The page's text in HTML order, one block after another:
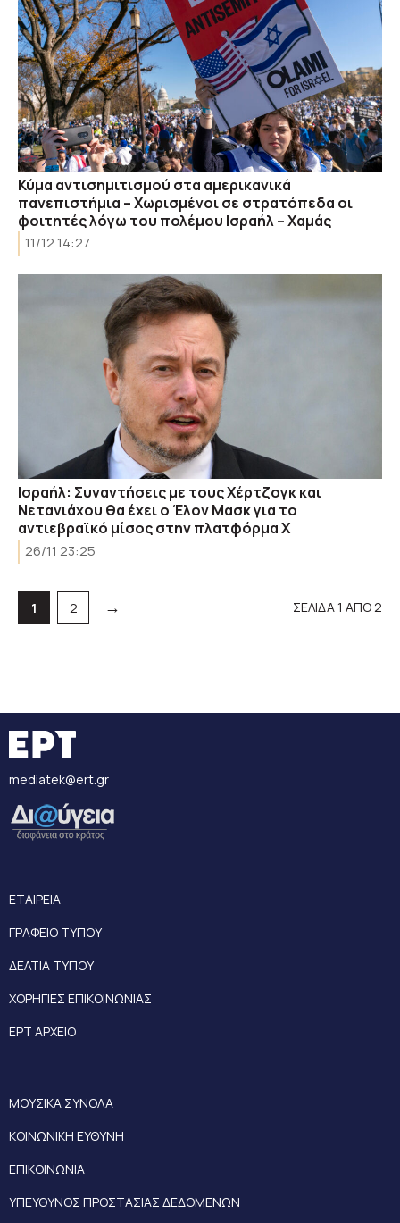
Κύμα αντισημιτισμού στα αμερικανικά
πανεπιστήμια – Χωρισμένοι σε στρατόπεδα οι
φοιτητές λόγω του πολέμου Ισραήλ – Χαμάς
11/12 14:27
Ισραήλ: Συναντήσεις με τους Χέρτζογκ και
Νετανιάχου θα έχει ο Έλον Μασκ για το
αντιεβραϊκό μίσος στην πλατφόρμα Χ
26/11 23:25
Σελίδα
1 Σελίδα
2 → ΣΕΛΙΔΑ 1 ΑΠΟ 2
mediatek@ert.gr
ΕΤΑΙΡΕΙΑ
ΓΡΑΦΕΙΟ ΤΥΠΟΥ
ΔΕΛΤΙΑ ΤΥΠΟΥ
ΧΟΡΗΓΙΕΣ ΕΠΙΚΟΙΝΩΝΙΑΣ
ΕΡΤ ΑΡΧΕΙΟ
ΜΟΥΣΙΚΑ ΣΥΝΟΛΑ
ΚΟΙΝΩΝΙΚΗ ΕΥΘΥΝΗ
ΕΠΙΚΟΙΝΩΝΙΑ
ΥΠΕΥΘΥΝΟΣ ΠΡΟΣΤΑΣΙΑΣ ΔΕΔΟΜΕΝΩΝ